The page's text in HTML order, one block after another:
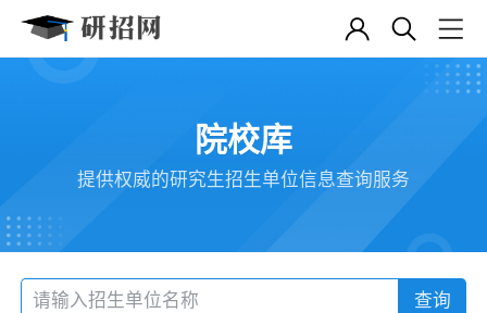
院校库
提供权威的研究生招生单位信息查询服务
查询